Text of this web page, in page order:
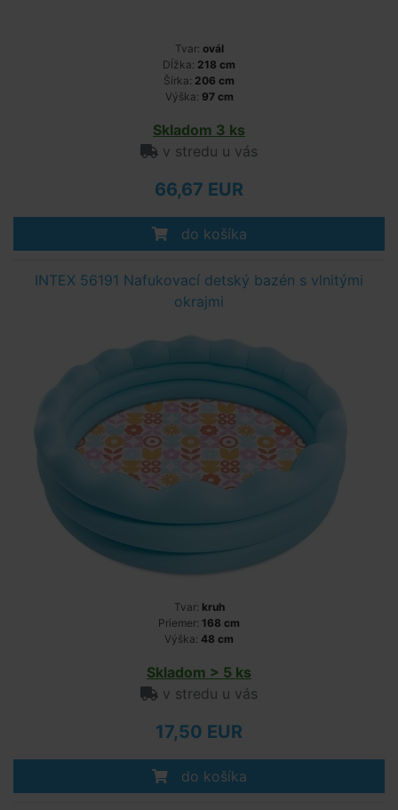
Tvar: ovál
Dĺžka: 218 cm
Šírka: 206 cm
Výška: 97 cm
Skladom 3 ks
v stredu u vás
66,67 EUR
do košíka
INTEX 56191 Nafukovací detský bazén s vlnitými
okrajmi
Tvar: kruh
Priemer: 168 cm
Výška: 48 cm
Skladom > 5 ks
v stredu u vás
17,50 EUR
do košíka